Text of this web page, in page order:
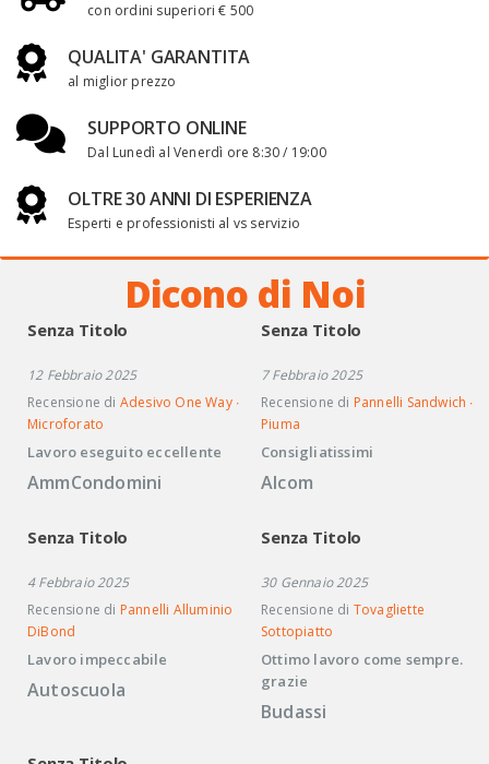
con ordini superiori € 500
QUALITA' GARANTITA
al miglior prezzo
SUPPORTO ONLINE
Dal Lunedì al Venerdì ore 8:30 / 19:00
OLTRE 30 ANNI DI ESPERIENZA
Esperti e professionisti al vs servizio
Dicono di Noi
Senza Titolo
12 Febbraio 2025
Recensione di Adesivo One Way ∙
Microforato
Lavoro eseguito eccellente
AmmCondomini
Senza Titolo
7 Febbraio 2025
Recensione di Pannelli Sandwich ∙
Piuma
Consigliatissimi
Alcom
Senza Titolo
4 Febbraio 2025
Recensione di Pannelli Alluminio
DiBond
Lavoro impeccabile
Autoscuola
Senza Titolo
30 Gennaio 2025
Recensione di Tovagliette
Sottopiatto
Ottimo lavoro come sempre.
grazie
Budassi